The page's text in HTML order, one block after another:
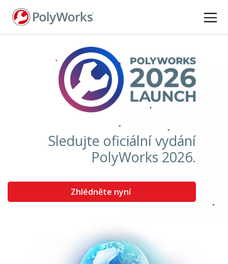
Sledujte oficiální vydání
PolyWorks 2026.
Zhlédněte nyní